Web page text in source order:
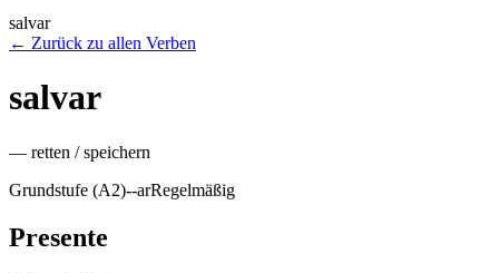
salvar
← Zurück zu allen Verben
salvar
— retten / speichern
Grundstufe (A2)--arRegelmäßig
Presente